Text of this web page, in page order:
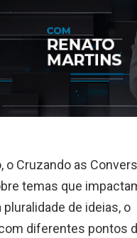
o Cruzando as
temas que
de ideias, o
diferentes pontos